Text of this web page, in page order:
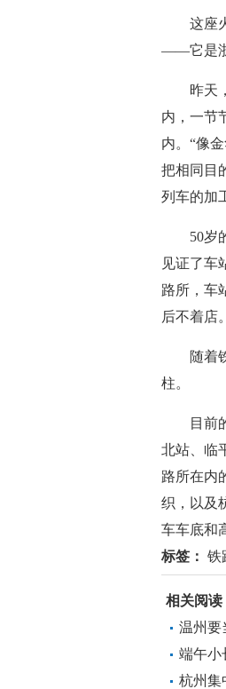
这座火
——它是浙
昨天，
内，一节
内。“像
把相同目
列车的加
50岁的
见证了车
路所，车
后不着店
随着铁
柱。
目前的
北站、临
路所在内
织，以及
车车底和
标签： 铁
相关阅读
温州要
端午小
杭州集